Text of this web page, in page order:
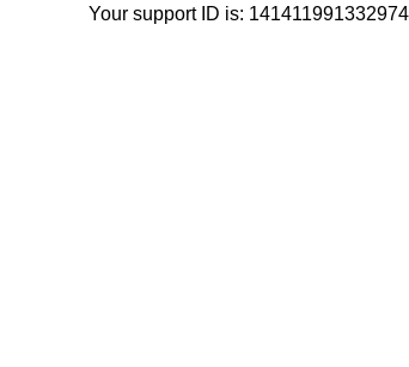
Your support ID is: